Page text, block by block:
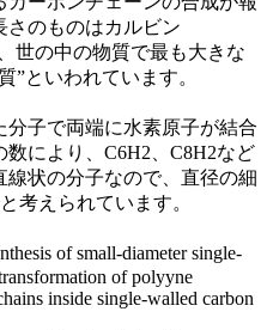
さのものはカルビン
世の中の物質で最も大きな
”といわれています。
子で両端に水素原子が結合
により、C6H2、C8H2など
状の分子なので、直径の細
考えられています。
of small-diameter single-
of polyyne
inside single-walled carbon